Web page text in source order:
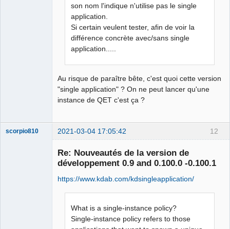
son nom l'indique n'utilise pas le single
application.
Si certain veulent tester, afin de voir la
différence concrète avec/sans single
application.....
Au risque de paraître bête, c'est quoi cette version
"single application" ? On ne peut lancer qu'une
instance de QET c'est ça ?
12
scorpio810 2021-03-04 17:05:42
Re: Nouveautés de la version de
développement 0.9 and 0.100.0 -0.100.1
https://www.kdab.com/kdsingleapplication/
What is a single-instance policy?
Single-instance policy refers to those